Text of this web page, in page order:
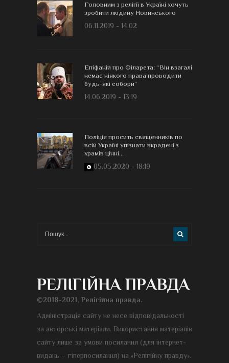
Головним з релігії в Україні хочуть
зробити людину Новинського
06.11.2019 - 14:02
Епіфаній про Філарета: “Він взагалі
немає ніякого права проводити
будь-які собори”
14.06.2019 - 13:19
Поліція просить священників по
всій Україні упізнати вкрадені з
храмів цінні...
05.05.2020 - 18:19
©2018-2021, Релігійна правда.
Адміністрація сайту не несе відповідальності
за авторські матеріали. Використання матеріалів
сайту лише за умови посилання (для інтернет-
видань – гіперпосилання) на «Релігійну правду».